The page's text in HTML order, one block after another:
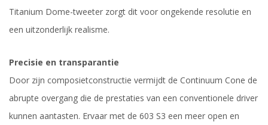
Titanium Dome-tweeter zorgt dit voor ongekende resolutie en
een uitzonderlijk realisme.
Precisie en transparantie
Door zijn composietconstructie vermijdt de Continuum Cone de
abrupte overgang die de prestaties van een conventionele driver
kunnen aantasten. Ervaar met de 603 S3 een meer open en